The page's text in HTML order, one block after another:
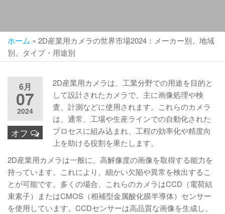
ホーム » 2D産業用カメラの世界市場2024：メーカー別、地域
別、タイプ・用途別
6月
07
2024
オフ
2D産業用カメラは、工業分野での用途を目的と
して設計されたカメラで、主に画像処理や検
査、計測などに使用されます。これらのカメラ
は、通常、工場や生産ラインでの自動化された
プロセスに組み込まれ、工程の効率化や精度向
上を助ける役割を果たします。
2D産業用カメラは一般に、高解像度の画像を取得する能力を
持っています。これにより、細かい欠陥や異常を検出するこ
とが可能です。多くの場合、これらのカメラはCCD（電荷結
束素子）またはCMOS（相補型金属酸化膜半導体）センサー
を使用しています。CCDセンサーは高品質な画像を生成し、